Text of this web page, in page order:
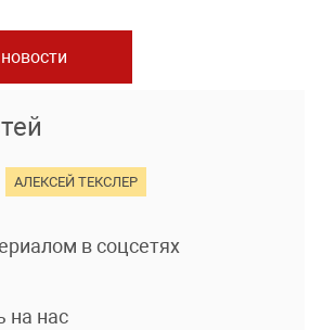
АЛЕКСЕЙ ТЕКСЛЕР
в соцсетях
на нас